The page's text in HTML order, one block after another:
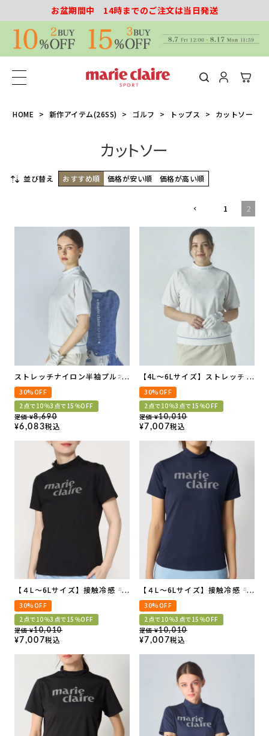
お盆期間中 14時までのご注文は当日発送
HOME 新作アイテム(26SS) ゴルフ トップス カットソー
カットソー
並び替え おすすめ順 価格が安い順 価格が高い順
1 2
ストレッチナイロン半袖プルオ
ーバー | セットアップ可
30%OFF
2点で10％3点で15％OFF
定価 ¥8,690
¥6,083税込
【4L～6Lサイズ】ストレッチナ
イロン半袖プルオーバー | セッ
トアップ可
30%OFF
2点で10％3点で15％OFF
定価 ¥10,010
¥7,007税込
【４L～6Lサイズ】接触冷感 モ
ックネックシャツ
30%OFF
2点で10％3点で15％OFF
定価 ¥10,010
¥7,007税込
【４L～6Lサイズ】接触冷感 モ
ックネックシャツ
30%OFF
2点で10％3点で15％OFF
定価 ¥10,010
¥7,007税込